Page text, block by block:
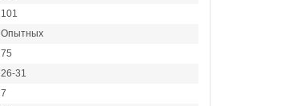
101
Опытных
75
26-31
7